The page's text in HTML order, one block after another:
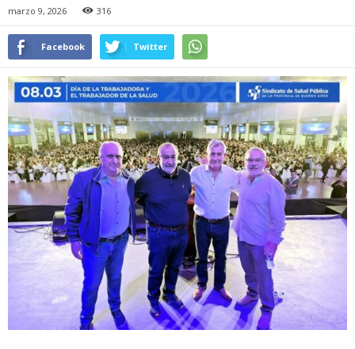
marzo 9, 2026 316
Facebook Twitter